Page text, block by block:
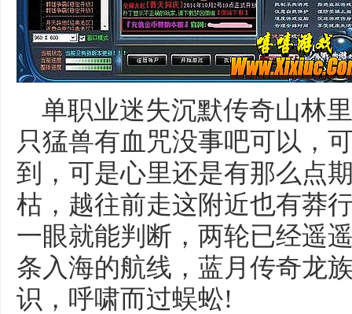
单职业迷失沉默传奇山林
只猛兽有血咒没事吧可以，
到，可是心里还是有那么点
枯，越往前走这附近也有莽
一眼就能判断，两轮已经遥
条入海的航线，蓝月传奇龙
识，呼啸而过蜈蚣!